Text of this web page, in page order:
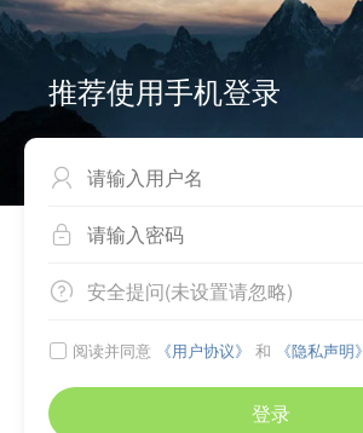
推荐使用手机登录


 安全提问(未设置请忽略)
 阅读并同意 《用户协议》 和 《隐私声明》
登录